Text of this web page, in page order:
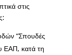
στις
“Σπουδές
ΕΑΠ, κατά τη